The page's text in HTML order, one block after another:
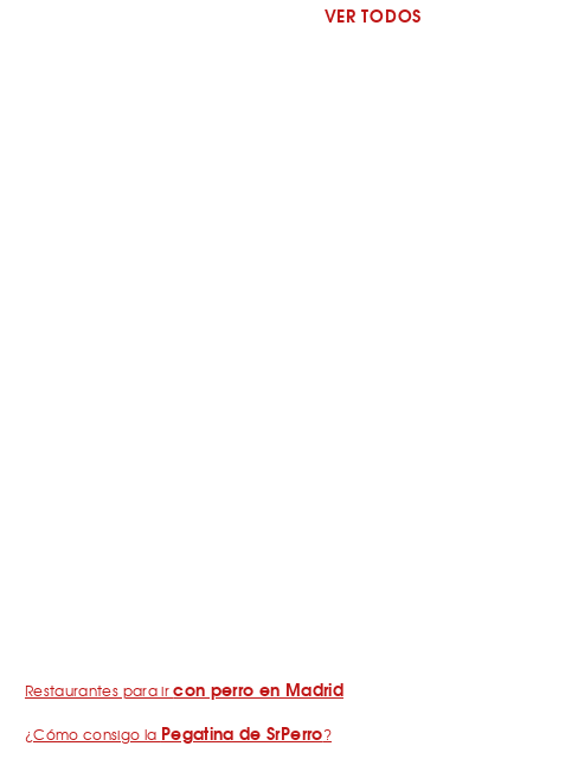
VER TODOS
Restaurantes para ircon perro en Madrid
¿Cómo consigo la Pegatina de SrPerro?